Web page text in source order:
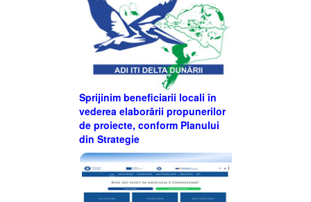
Sprijinim beneficiarii locali în
vederea elaborării propunerilor
de proiecte, conform Planului
din Strategie